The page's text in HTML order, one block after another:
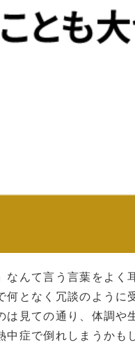
んて言う言葉をよく
となく冗談のように
見ての通り、体調や
症で倒れしまうかも